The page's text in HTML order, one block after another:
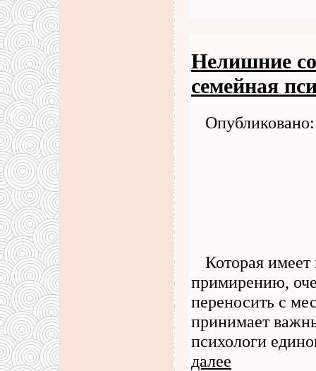
Нелишние
семейная
Которая имеет
примирению,
переносить с
принимает
психологи
далее